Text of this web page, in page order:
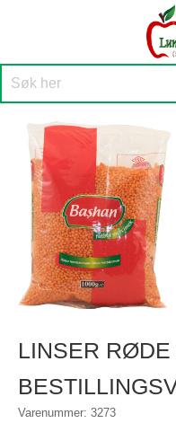
LINSER
Varenummer: 3273